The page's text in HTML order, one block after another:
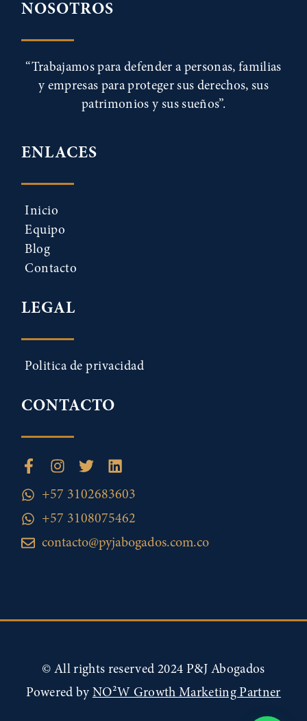
NOSOTROS
“Trabajamos para defender a personas, familias
y empresas para proteger sus derechos, sus
patrimonios y sus sueños”.
ENLACES
Inicio
Equipo
Blog
Contacto
LEGAL
Politica de privacidad
CONTACTO
+57 3102683603
+57 3108075462
contacto@pyjabogados.com.co
© All rights reserved 2024 P&J Abogados
Powered by NO²W Growth Marketing Partner